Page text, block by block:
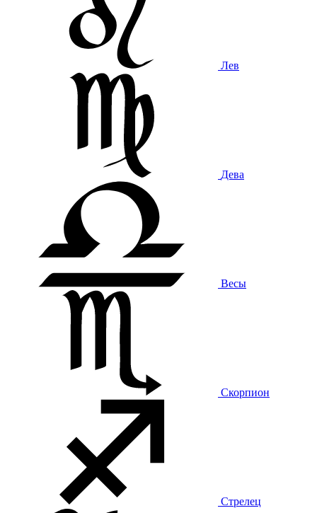
Лев
Дева
Весы
Скорпион
Стрелец